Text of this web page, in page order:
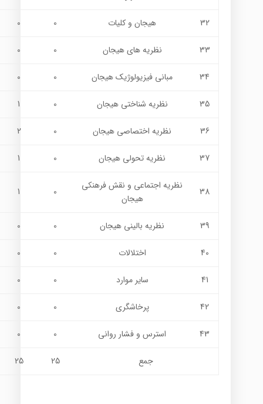
32 هیجان و کلیات 0
0
33 نظریه های هیجان 0
0
34 مبانی فیزیولوژیک هیجان 0
0
35 نظریه شناختی هیجان 0
1
36 نظریه اختصاصی هیجان 0
2
37 نظریه تحولی هیجان 0
1
38
نظریه اجتماعی و نقش فرهنکی
هیجان
0
1
39 نظریه بالینی هیجان 0
0
40 اختلالات 0
0
41 ساير موارد 0
0
42 پرخاشگري 0
0
43 استرس و فشار رواني 0
0
جمع 25
25